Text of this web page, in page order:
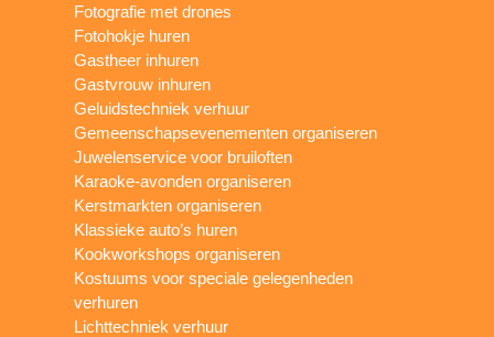
Fotografie met drones
Fotohokje huren
Gastheer inhuren
Gastvrouw inhuren
Geluidstechniek verhuur
Gemeenschapsevenementen organiseren
Juwelenservice voor bruiloften
Karaoke-avonden organiseren
Kerstmarkten organiseren
Klassieke auto’s huren
Kookworkshops organiseren
Kostuums voor speciale gelegenheden
verhuren
Lichttechniek verhuur